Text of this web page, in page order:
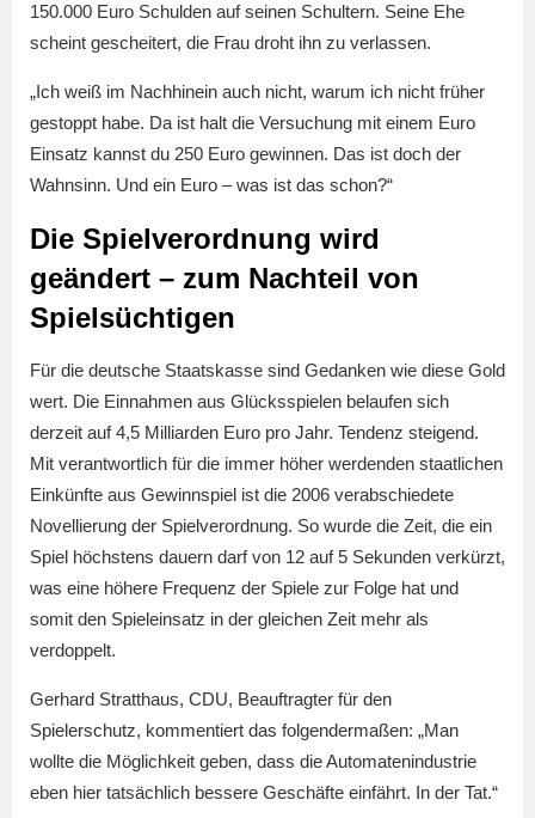
150.000 Euro Schulden auf seinen Schultern. Seine Ehe
scheint gescheitert, die Frau droht ihn zu verlassen.
„Ich weiß im Nachhinein auch nicht, warum ich nicht früher
gestoppt habe. Da ist halt die Versuchung mit einem Euro
Einsatz kannst du 250 Euro gewinnen. Das ist doch der
Wahnsinn. Und ein Euro – was ist das schon?“
Die Spielverordnung wird
geändert – zum Nachteil von
Spielsüchtigen
Für die deutsche Staatskasse sind Gedanken wie diese Gold
wert. Die Einnahmen aus Glücksspielen belaufen sich
derzeit auf 4,5 Milliarden Euro pro Jahr. Tendenz steigend.
Mit verantwortlich für die immer höher werdenden staatlichen
Einkünfte aus Gewinnspiel ist die 2006 verabschiedete
Novellierung der Spielverordnung. So wurde die Zeit, die ein
Spiel höchstens dauern darf von 12 auf 5 Sekunden verkürzt,
was eine höhere Frequenz der Spiele zur Folge hat und
somit den Spieleinsatz in der gleichen Zeit mehr als
verdoppelt.
Gerhard Stratthaus, CDU, Beauftragter für den
Spielerschutz, kommentiert das folgendermaßen: „Man
wollte die Möglichkeit geben, dass die Automatenindustrie
eben hier tatsächlich bessere Geschäfte einfährt. In der Tat.“